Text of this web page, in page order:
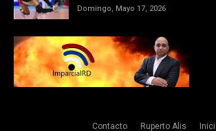
Domingo, Mayo 17, 2026
Contacto Ruperto Alis